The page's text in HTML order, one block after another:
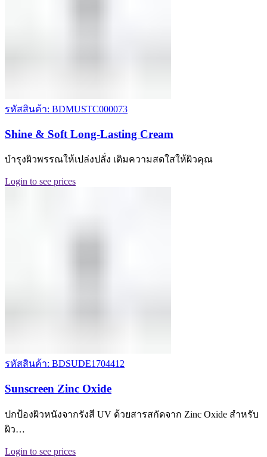
รหัสสินค้า: BDMUSTC000073
Shine & Soft Long-Lasting Cream
บำรุงผิวพรรณให้เปล่งปลั่ง เติมความสดใสให้ผิวคุณ
Login to see prices
รหัสสินค้า: BDSUDE1704412
Sunscreen Zinc Oxide
ปกป้องผิวหนังจากรังสี UV ด้วยสารสกัดจาก Zinc Oxide สำหรับ
ผิว…
Login to see prices